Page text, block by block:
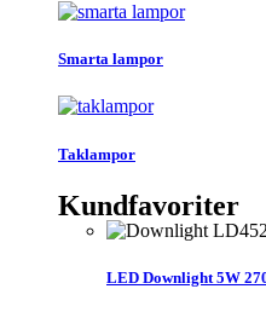
Smarta lampor
Taklampor
Kundfavoriter
LED Downlight 5W